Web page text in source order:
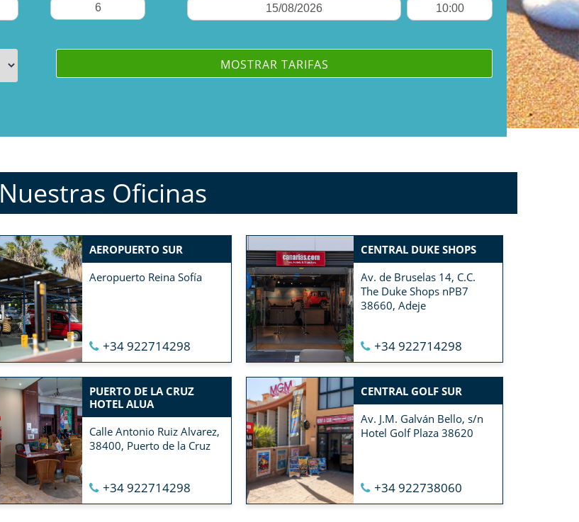
Nuestras Oficinas
AEROPUERTO SUR
Aeropuerto Reina Sofía
+34 922714298
CENTRAL DUKE SHOPS
Av. de Bruselas 14, C.C.
The Duke Shops nPB7
38660, Adeje
+34 922714298
PUERTO DE LA CRUZ
HOTEL ALUA
Calle Antonio Ruiz Alvarez,
38400, Puerto de la Cruz
+34 922714298
CENTRAL GOLF SUR
Av. J.M. Galván Bello, s/n
Hotel Golf Plaza 38620
+34 922738060